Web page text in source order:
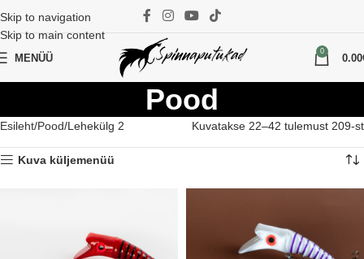
Skip to navigation
Skip to main content
MENÜÜ
0
0.00
Pood
Esileht Pood Lehekülg 2 Kuvatakse 22–42 tulemust 209-st
Kuva küljemenüü